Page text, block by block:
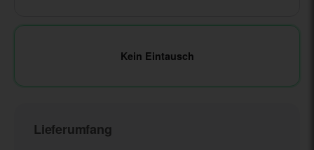
Kein Eintausch
Lieferumfang